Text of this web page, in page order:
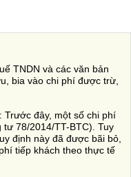
TNDN và các văn bản
bia vào chi phí được trừ,
Trước đây, một số chi phí
78/2014/TT-BTC). Tuy
định này đã được bãi bỏ,
tiếp khách theo thực tế